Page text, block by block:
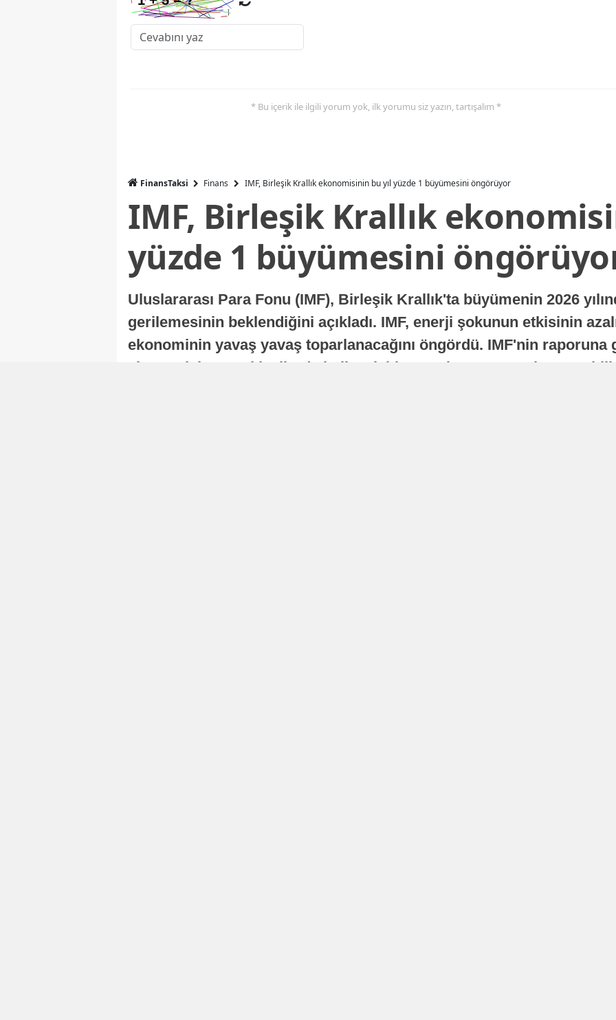
* Bu içerik ile ilgili yorum yok, ilk yorumu siz yazın, tartışalım *
FinansTaksi Finans IMF, Birleşik Krallık ekonomisinin bu yıl yüzde 1 büyümesini öngörüyor
IMF, Birleşik Krallık
yüzde 1 büyümesini
Uluslararası Para Fonu (IMF), Birleşik Krallık'ta büyümenin 2026
gerilemesinin beklendiğini açıkladı. IMF, enerji şokunun etkisinin
ekonominin yavaş yavaş toparlanacağını öngördü. IMF'nin raporuna
ekonomisi, sonraki yıllarda istikrarlı bir toparlanma süreci